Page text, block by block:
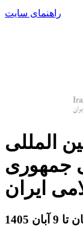
راهنمای سایت
المللی
جمهوری
تا 9 آبان 1405